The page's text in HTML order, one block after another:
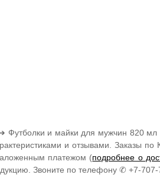
Футболки и майки для мужчин 820
и отзывами. Заказы
платежом (подробнее о
Звоните по телефону ✆ +7-707-